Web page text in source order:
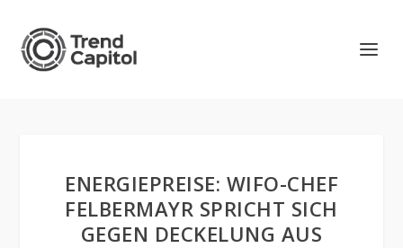
ENERGIEPREISE: WIFO-CHEF
FELBERMAYR SPRICHT SICH
GEGEN DECKELUNG AUS